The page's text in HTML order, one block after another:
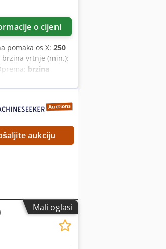
o cijeni
pomaka os X: 250
brzina vrtnje (min.):
brzina
god. 2012, list
Simatic
30 mm za
stroja, signalna
aukciju
Mali oglasi